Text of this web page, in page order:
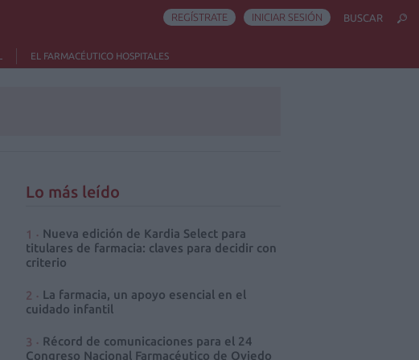
EL FARMACÉUTICO HOSPITALES
REGÍSTRATE INICIAR SESIÓN BUSCAR
Lo más leído
Nueva edición de Kardia Select para
titulares de farmacia: claves para decidir con
criterio
La farmacia, un apoyo esencial en el
cuidado infantil
Récord de comunicaciones para el 24
Congreso Nacional Farmacéutico de Oviedo